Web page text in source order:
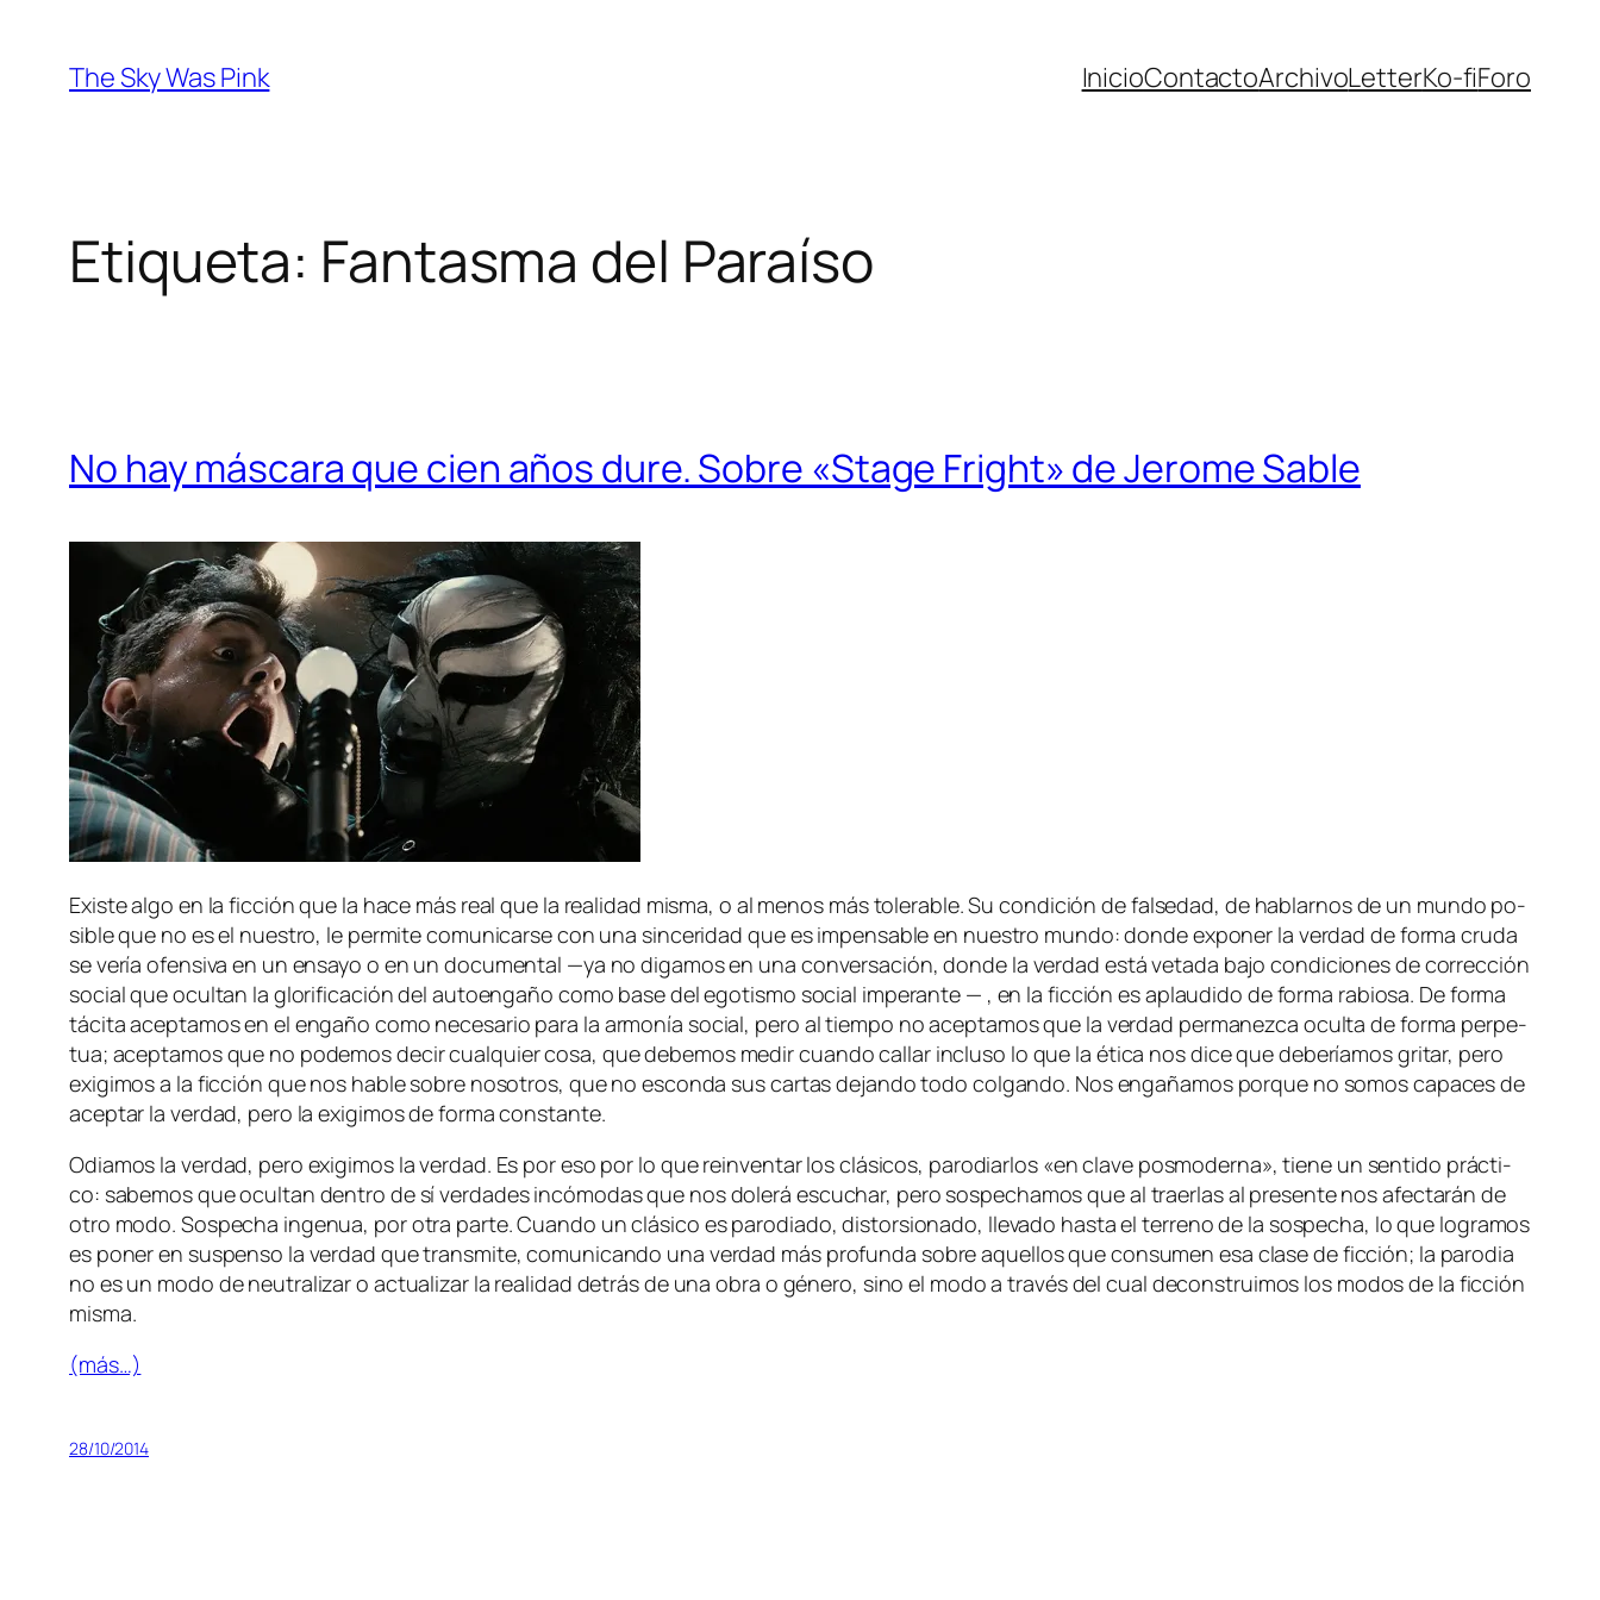
contenido
The Sky Was Pink InicioContactoArchivoLetterKo-fiForo
Etiqueta: Fantasma del Paraíso
No hay máscara que cien años dure. Sobre «Stage Fright» de Jerome Sable
Existe al­go en la fic­ción que la ha­ce más real que la reali­dad mis­ma, o al me­nos más to­le­ra­ble. Su con­di­ción de fal­se­dad, de ha­blar­nos de un mun­do po­
si­ble que no es el nues­tro, le per­mi­te co­mu­ni­car­se con una sin­ce­ri­dad que es im­pen­sa­ble en nues­tro mun­do: don­de ex­po­ner la ver­dad de for­ma cru­da
se ve­ría ofen­si­va en un en­sa­yo o en un do­cu­men­tal —ya no di­ga­mos en una con­ver­sa­ción, don­de la ver­dad es­tá ve­ta­da ba­jo con­di­cio­nes de co­rrec­ción
so­cial que ocul­tan la glo­ri­fi­ca­ción del au­to­en­ga­ño co­mo ba­se del ego­tis­mo so­cial im­pe­ran­te — , en la fic­ción es aplau­di­do de for­ma ra­bio­sa. De for­ma
tá­ci­ta acep­ta­mos en el en­ga­ño co­mo ne­ce­sa­rio pa­ra la ar­mo­nía so­cial, pe­ro al tiem­po no acep­ta­mos que la ver­dad per­ma­nez­ca ocul­ta de for­ma per­pe­
tua; acep­ta­mos que no po­de­mos de­cir cual­quier co­sa, que de­be­mos me­dir cuan­do ca­llar in­clu­so lo que la éti­ca nos di­ce que de­be­ría­mos gri­tar, pe­ro
exi­gi­mos a la fic­ción que nos ha­ble so­bre no­so­tros, que no es­con­da sus car­tas de­jan­do to­do col­gan­do. Nos en­ga­ña­mos por­que no so­mos ca­pa­ces de
acep­tar la ver­dad, pe­ro la exi­gi­mos de for­ma constante.
Odiamos la ver­dad, pe­ro exi­gi­mos la ver­dad. Es por eso por lo que re­in­ven­tar los clá­si­cos, pa­ro­diar­los «en cla­ve pos­mo­der­na», tie­ne un sen­ti­do prác­ti­
co: sa­be­mos que ocul­tan den­tro de sí ver­da­des in­có­mo­das que nos do­le­rá es­cu­char, pe­ro sos­pe­cha­mos que al traer­las al pre­sen­te nos afec­ta­rán de
otro mo­do. Sospecha in­ge­nua, por otra par­te. Cuando un clá­si­co es pa­ro­dia­do, dis­tor­sio­na­do, lle­va­do has­ta el te­rreno de la sos­pe­cha, lo que lo­gra­mos
es po­ner en sus­pen­so la ver­dad que trans­mi­te, co­mu­ni­can­do una ver­dad más pro­fun­da so­bre aque­llos que con­su­men esa cla­se de fic­ción; la pa­ro­dia
no es un mo­do de neu­tra­li­zar o ac­tua­li­zar la reali­dad de­trás de una obra o gé­ne­ro, sino el mo­do a tra­vés del cual de­cons­trui­mos los mo­dos de la fic­ción
misma.
(más…)
28/10/2014